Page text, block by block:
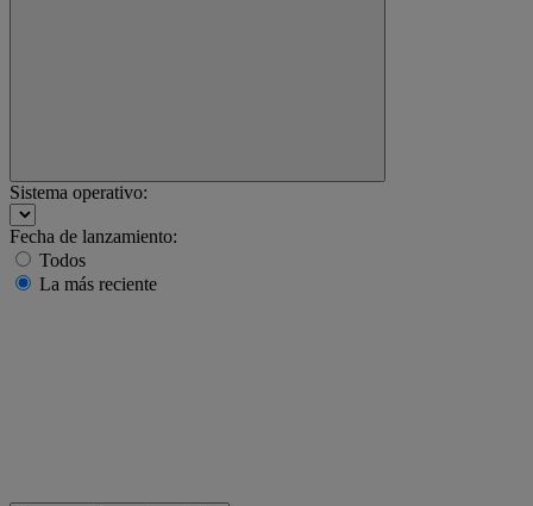
Sistema operativo:
Fecha de lanzamiento:
Todos
La más reciente